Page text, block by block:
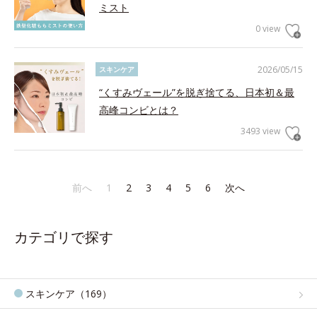
ミスト
0 view
2026/05/15
スキンケア
“くすみヴェール”を脱ぎ捨てる、日本初＆最
高峰コンビとは？
3493 view
前へ 1 2 3 4 5 6 次へ
カテゴリで探す
スキンケア（169）